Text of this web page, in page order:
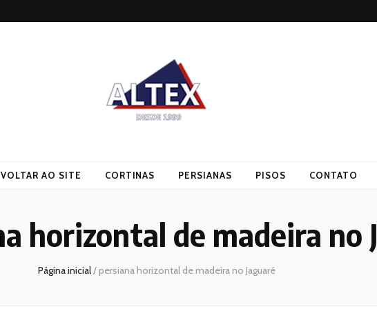
VOLTAR AO SITE CORTINAS PERSIANAS PISOS CONTATO
horizontal de madeira no
Página inicial/ persiana horizontal de madeira no Jaguaré